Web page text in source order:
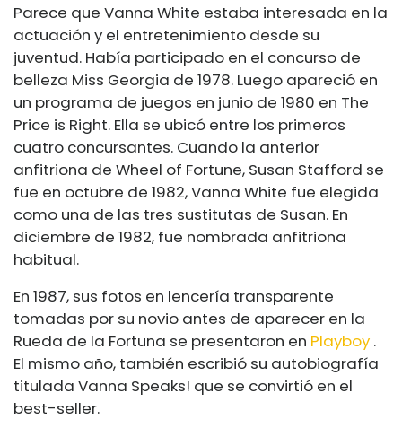
Parece que Vanna White estaba interesada en la
actuación y el entretenimiento desde su
juventud. Había participado en el concurso de
belleza Miss Georgia de 1978. Luego apareció en
un programa de juegos en junio de 1980 en The
Price is Right. Ella se ubicó entre los primeros
cuatro concursantes. Cuando la anterior
anfitriona de Wheel of Fortune, Susan Stafford se
fue en octubre de 1982, Vanna White fue elegida
como una de las tres sustitutas de Susan. En
diciembre de 1982, fue nombrada anfitriona
habitual.
En 1987, sus fotos en lencería transparente
tomadas por su novio antes de aparecer en la
Rueda de la Fortuna se presentaron en Playboy .
El mismo año, también escribió su autobiografía
titulada Vanna Speaks! que se convirtió en el
best-seller.